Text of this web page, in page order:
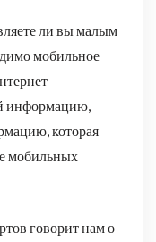
ли вы малым
мобильное
информацию,
которая
мобильных
говорит нам о